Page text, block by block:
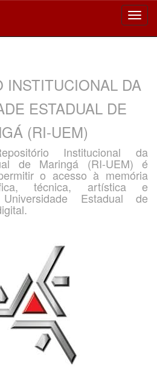
INSTITUCIONAL DA
ESTADUAL DE
(RI-UEM)
Institucional da
de Maringá (RI-UEM) é
o acesso à memória
técnica, artística e
Estadual de